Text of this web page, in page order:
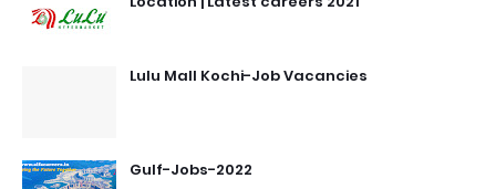
Lulu Mall Kochi-Job Vacancies
Gulf-Jobs-2022